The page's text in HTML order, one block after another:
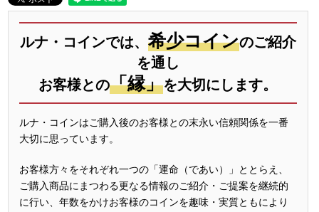
ルナ・コインでは、 希少コインのご紹介
を通し
お客様との「縁」を大切にします。
ルナ・コインはご購入後のお客様との末永い信頼関係を一番
大切に思っています。
お客様方々をそれぞれ一つの「運命（であい）」ととらえ、
ご購入商品にまつわる更なる情報のご紹介・ご提案を継続的
に行い、年数をかけお客様のコインを趣味・実質ともにより